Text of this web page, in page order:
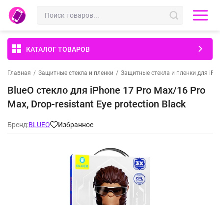
КАТАЛОГ ТОВАРОВ
Главная / Защитные стекла и пленки / Защитные стекла и пленки для
BlueO стекло для iPhone 17 Pro Max/16 Pro
Max, Drop-resistant Eye protection Black
Бренд:BLUEO Избранное